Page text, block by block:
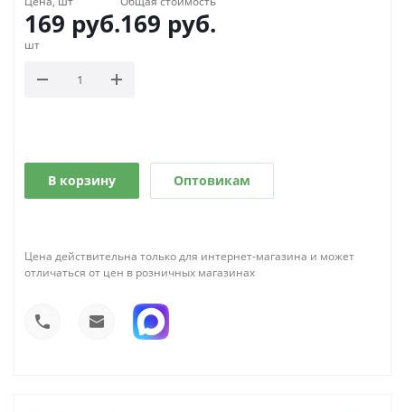
169 руб.169 руб.
шт
В корзину Оптовикам
Цена действительна только для интернет-магазина и может
отличаться от цен в розничных магазинах